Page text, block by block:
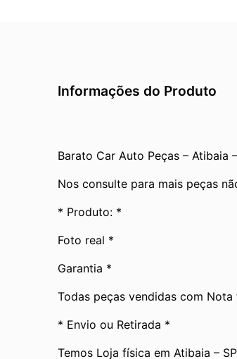
Informações do Produto
Barato Car Auto Peças – Atibaia
Nos consulte para mais peças
* Produto: *
Foto real *
Garantia *
Todas peças vendidas com Nota
* Envio ou Retirada *
Temos Loja física em Atibaia –